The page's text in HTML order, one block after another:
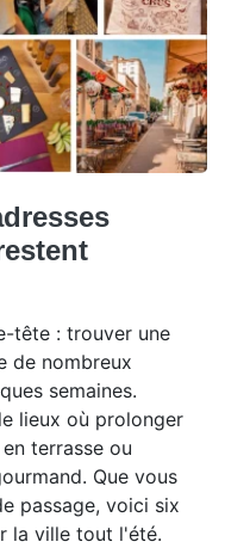
tête : trouver une
de nombreux
semaines.
lieux où prolonger
terrasse ou
Que vous
passage, voici six
la ville tout l'été.